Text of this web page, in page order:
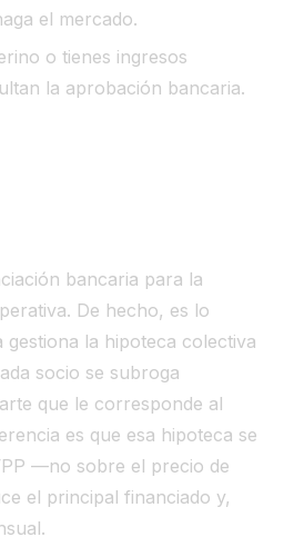
el mercado.
o tienes ingresos
la aprobación bancaria.
bancaria para la
De hecho, es lo
gestiona la hipoteca colectiva
socio se subroga
que le corresponde al
es que esa hipoteca se
—no sobre el precio de
el principal financiado y,